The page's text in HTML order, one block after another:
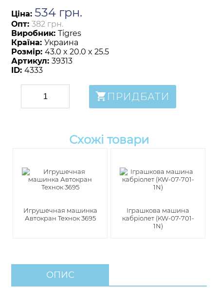
Ціна: 534 грн.
Опт: 382 грн.
Виробник: Tigres
Країна: Украина
Розмір: 43.0 x 20.0 x 25.5
Артикул: 39313
ID: 4333
ПРИДБАТИ
Схожі товари
Игрушечная машинка
Автокран Технок 3695
Іграшкова машина
кабріолет (KW-07-701-
1N)
ОПИС